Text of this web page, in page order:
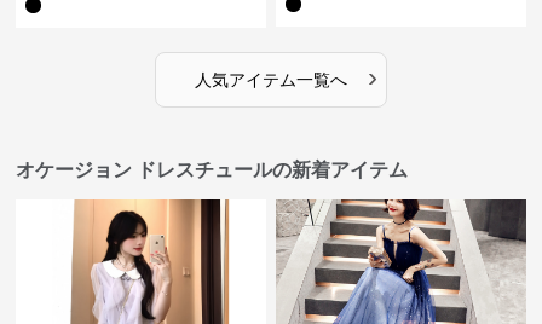
人気アイテム一覧へ ›
オケージョン ドレスチュールの新着アイテム